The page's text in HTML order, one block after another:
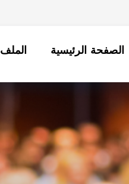
الصفحة الرئيسية الملف